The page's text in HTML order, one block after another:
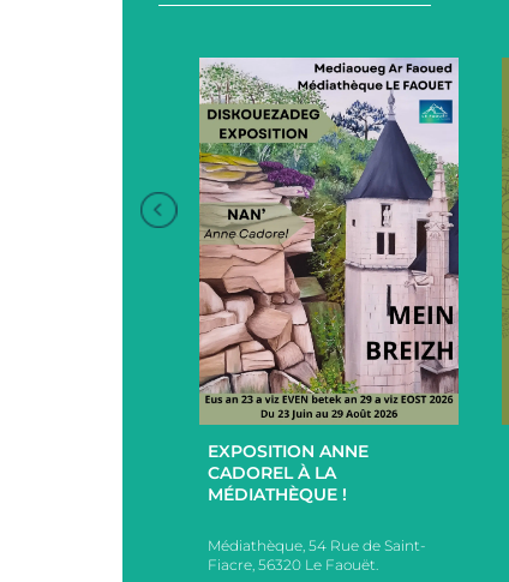
+
EXPOSITION ANNE
CADOREL À LA
MÉDIATHÈQUE !
Médiathèque, 54 Rue de Saint-
Fiacre, 56320 Le Faouët.